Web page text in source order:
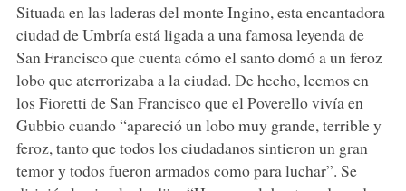
Situada en las laderas del monte Ingino, esta encantadora
ciudad de Umbría está ligada a una famosa leyenda de
San Francisco que cuenta cómo el santo domó a un feroz
lobo que aterrorizaba a la ciudad. De hecho, leemos en
los Fioretti de San Francisco que el Poverello vivía en
Gubbio cuando “apareció un lobo muy grande, terrible y
feroz, tanto que todos los ciudadanos sintieron un gran
temor y todos fueron armados como para luchar”. Se